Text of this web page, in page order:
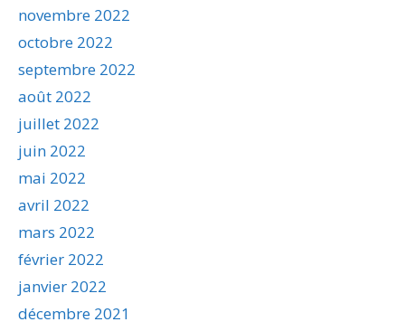
novembre 2022
octobre 2022
septembre 2022
août 2022
juillet 2022
juin 2022
mai 2022
avril 2022
mars 2022
février 2022
janvier 2022
décembre 2021